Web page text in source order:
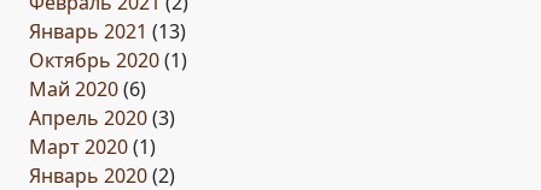
Январь 2021 (13)
Октябрь 2020(1)
Май 2020(6)
Апрель 2020(3)
Март 2020(1)
Январь 2020(2)